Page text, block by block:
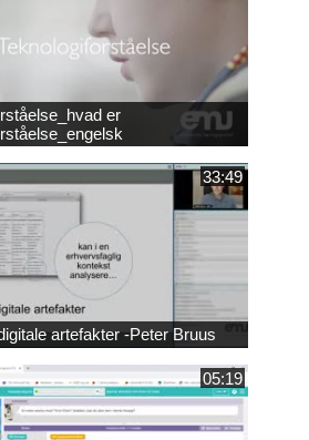
er
33:49
artefakter -Peter Bruus
05:19